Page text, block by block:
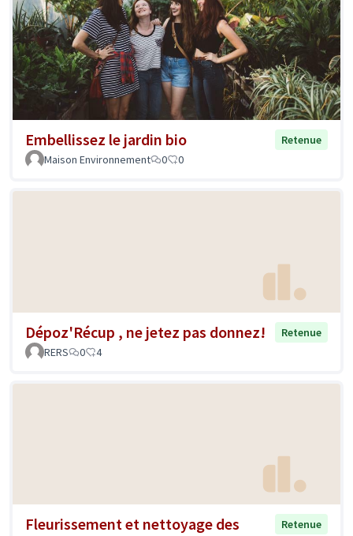
Embellissez le jardin bio
Retenue
Maison Environnement
0 0
Dépoz'Récup , ne jetez pas donnez!
Retenue
RERS
0 4
Fleurissement et nettoyage des
Retenue